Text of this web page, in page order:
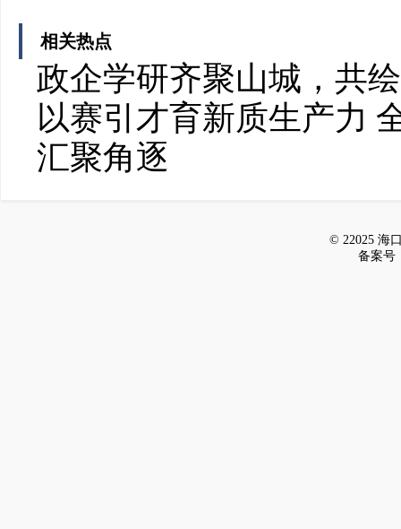
相关热点
政企学研齐聚山城，共
以赛引才育新质生产力
汇聚角逐
© 22025 海
备案号